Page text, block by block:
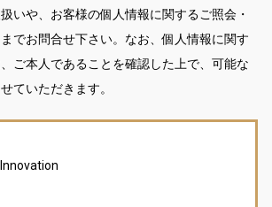
いや、お客様の個人情報に関するご照会・
でお問合せ下さい。なお、個人情報に関す
ご本人であることを確認した上で、可能な
ていただきます。